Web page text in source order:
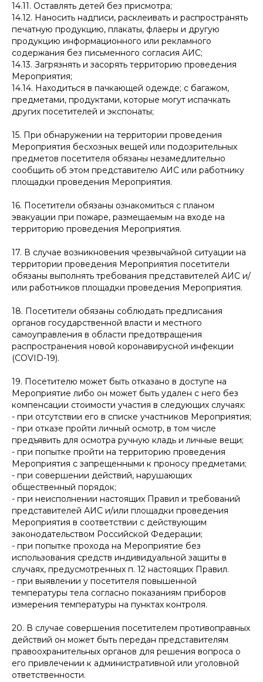
14.11. Оставлять детей без присмотра;
14.12. Наносить надписи, расклеивать и распространять
печатную продукцию, плакаты, флаеры и другую
продукцию информационного или рекламного
содержания без письменного согласия АИС;
14.13. Загрязнять и засорять территорию проведения
Мероприятия;
14.14. Находиться в пачкающей одежде; с багажом,
предметами, продуктами, которые могут испачкать
других посетителей и экспонаты;
15. При обнаружении на территории проведения
Мероприятия бесхозных вещей или подозрительных
предметов посетителя обязаны незамедлительно
сообщить об этом представителю АИС или работнику
площадки проведения Мероприятия.
16. Посетители обязаны ознакомиться с планом
эвакуации при пожаре, размещаемым на входе на
территорию проведения Мероприятия.
17. В случае возникновения чрезвычайной ситуации на
территории проведения Мероприятия посетители
обязаны выполнять требования представителей АИС и/
или работников площадки проведения Мероприятия.
18. Посетители обязаны соблюдать предписания
органов государственной власти и местного
самоуправления в области предотвращения
распространения новой коронавирусной инфекции
(COVID-19).
19. Посетителю может быть отказано в доступе на
Мероприятие либо он может быть удален с него без
компенсации стоимости участия в следующих случаях:
- при отсутствии его в списке участников Мероприятия;
- при отказе пройти личный осмотр, в том числе
предъявить для осмотра ручную кладь и личные вещи;
- при попытке пройти на территорию проведения
Мероприятия с запрещенными к проносу предметами;
- при совершении действий, нарушающих
общественный порядок;
- при неисполнении настоящих Правил и требований
представителей АИС и/или площадки проведения
Мероприятия в соответствии с действующим
законодательством Российской Федерации;
- при попытке прохода на Мероприятие без
использования средств индивидуальной защиты в
случаях, предусмотренных п. 12 настоящих Правил.
- при выявлении у посетителя повышенной
температуры тела согласно показаниям приборов
измерения температуры на пунктах контроля.
20. В случае совершения посетителем противоправных
действий он может быть передан представителям
правоохранительных органов для решения вопроса о
его привлечении к административной или уголовной
ответственности.